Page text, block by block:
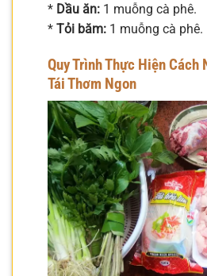
* Dầu ăn: 1 muỗng cà phê.
* Tỏi băm: 1 muỗng cà phê.
Quy Trình Thực Hiện Cách
Tái Thơm Ngon